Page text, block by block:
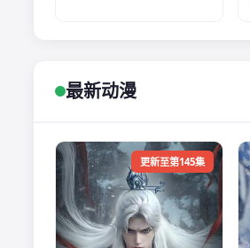
最新动漫
更新至第145集